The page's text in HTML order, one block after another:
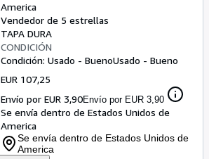
America
Vendedor de 5 estrellas
TAPA DURA
CONDICIÓN
Condición: Usado - BuenoUsado - Bueno
EUR 107,25
Envío por EUR 3,90Envío por EUR 3,90
Se envía dentro de Estados Unidos de
America
Se envía dentro de Estados Unidos de
America